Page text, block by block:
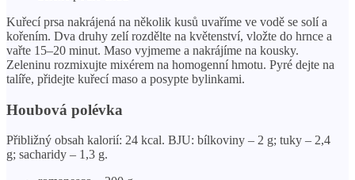
Kuřecí prsa nakrájená na několik kusů uvaříme ve vodě se solí a
kořením. Dva druhy zelí rozdělte na květenství, vložte do hrnce a
vařte 15–20 minut. Maso vyjmeme a nakrájíme na kousky.
Zeleninu rozmixujte mixérem na homogenní hmotu. Pyré dejte na
talíře, přidejte kuřecí maso a posypte bylinkami.
Houbová polévka
Přibližný obsah kalorií: 24 kcal. BJU: bílkoviny – 2 g; tuky – 2,4
g; sacharidy – 1,3 g.